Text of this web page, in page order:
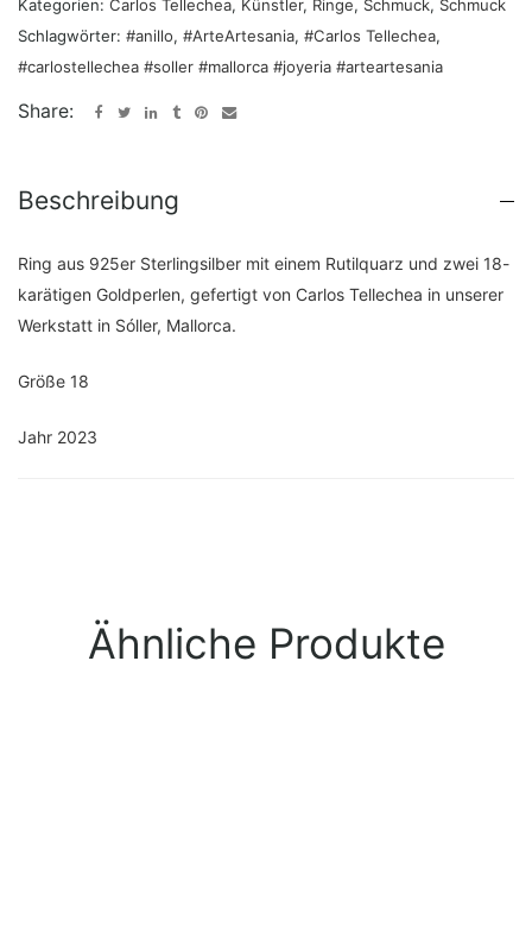
Kategorien: Carlos Tellechea, Künstler, Ringe, Schmuck, Schmuck
Schlagwörter: #anillo, #ArteArtesania, #Carlos Tellechea,
#carlostellechea #soller #mallorca #joyeria #arteartesania
Share:
Beschreibung
Ring aus 925er Sterlingsilber mit einem Rutilquarz und zwei 18-
karätigen Goldperlen, gefertigt von Carlos Tellechea in unserer
Werkstatt in Sóller, Mallorca.
Größe 18
Jahr 2023
Ähnliche Produkte